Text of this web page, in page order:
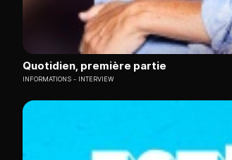
Quotidien, première partie
INFORMATIONS INTERVIEW